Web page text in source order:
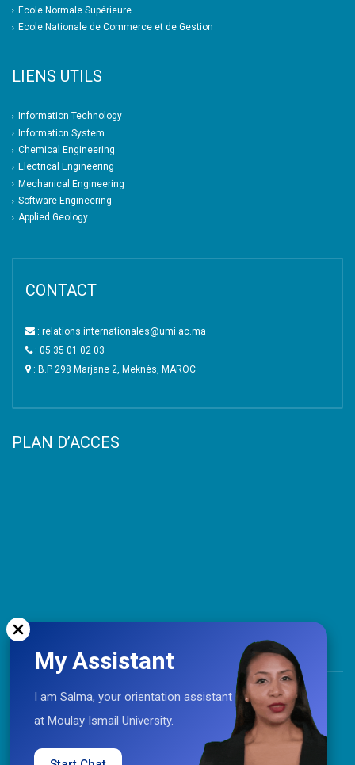
Ecole Normale Supérieure
Ecole Nationale de Commerce et de Gestion
LIENS UTILS
Information Technology
Information System
Chemical Engineering
Electrical Engineering
Mechanical Engineering
Software Engineering
Applied Geology
CONTACT
: relations.internationales@umi.ac.ma
: 05 35 01 02 03
: B.P 298 Marjane 2, Meknès, MAROC
PLAN D’ACCES
TOP
Coopération © 2021 Université Moulay Ismail
My Assistant
I am Salma, your orientation assistant
at Moulay Ismail University.